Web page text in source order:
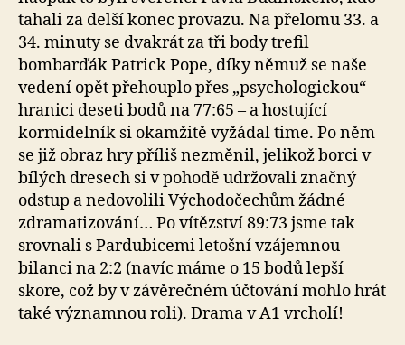
tahali za delší konec provazu. Na přelomu 33. a
34. minuty se dvakrát za tři body trefil
bombarďák Patrick Pope, díky němuž se naše
vedení opět přehouplo přes „psychologickou“
hranici deseti bodů na 77:65 – a hostující
kormidelník si okamžitě vyžádal time. Po něm
se již obraz hry příliš nezměnil, jelikož borci v
bílých dresech si v pohodě udržovali značný
odstup a nedovolili Východočechům žádné
zdramatizování… Po vítězství 89:73 jsme tak
srovnali s Pardubicemi letošní vzájemnou
bilanci na 2:2 (navíc máme o 15 bodů lepší
skore, což by v závěrečném účtování mohlo hrát
také významnou roli). Drama v A1 vrcholí!